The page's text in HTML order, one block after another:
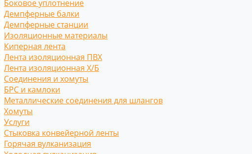
Боковое уплотнение
Демпферные балки
Демпферные станции
Изоляционные материалы
Киперная лента
Лента изоляционная ПВХ
Лента изоляционная Х/Б
Соединения и хомуты
БРС и камлоки
Металлические соединения для шлангов
Хомуты
Услуги
Стыковка конвейерной ленты
Горячая вулканизация